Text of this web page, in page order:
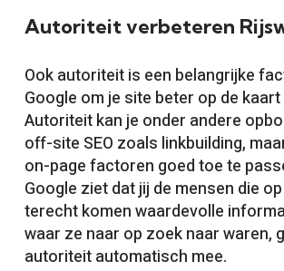
Autoriteit verbeteren
Ook autoriteit is een belangrijke
Google om je site beter op de
Autoriteit kan je onder andere
off-site SEO zoals linkbuilding,
on-page factoren goed toe te
Google ziet dat jij de mensen die
terecht komen waardevolle
waar ze naar op zoek naar waren,
autoriteit automatisch mee.